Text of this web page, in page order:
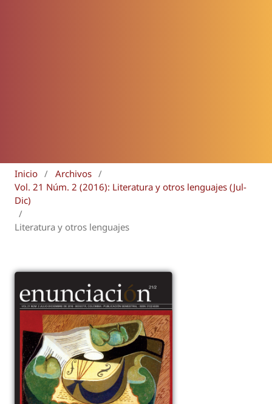
Inicio / Archivos /
Vol. 21 Núm. 2 (2016): Literatura y otros lenguajes (Jul-
Dic)
/
Literatura y otros lenguajes